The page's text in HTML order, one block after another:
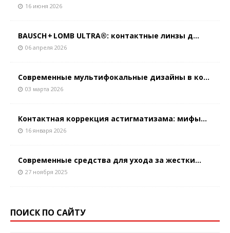
16 июня 2026
BAUSCH + LOMB ULTRA®: контактные линзы д...
06 апреля 2026
Современные мультифокальные дизайны в ко...
03 марта 2026
Контактная коррекция астигматизaма: мифы...
16 января 2026
Современные средства для ухода за жестки...
27 ноября 2025
ПОИСК ПО САЙТУ